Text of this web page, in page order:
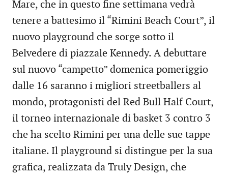
Mare, che in questo fine settimana vedrà
tenere a battesimo il “Rimini Beach Court”, il
nuovo playground che sorge sotto il
Belvedere di piazzale Kennedy. A debuttare
sul nuovo “campetto” domenica pomeriggio
dalle 16 saranno i migliori streetballers al
mondo, protagonisti del Red Bull Half Court,
il torneo internazionale di basket 3 contro 3
che ha scelto Rimini per una delle sue tappe
italiane. Il playground si distingue per la sua
grafica, realizzata da Truly Design, che